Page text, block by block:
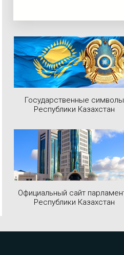
Государственные символы
Республики Казахстан
Официальный сайт
Республики Казахстан